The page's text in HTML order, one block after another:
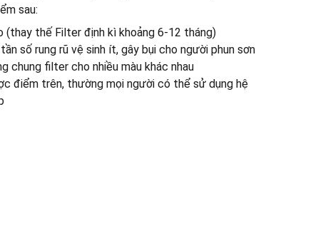
sau:
(thay thế Filter định kì khoảng 6-12 tháng)
số rung rũ vệ sinh ít, gây bụi cho người phun sơn
chung filter cho nhiều màu khác nhau
điểm trên, thường mọi người có thể sử dụng hệ